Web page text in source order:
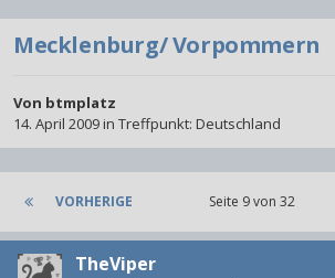
Mecklenburg/ Vorpommern
Von btmplatz
14. April 2009in Treffpunkt: Deutschland
VORHERIGE Seite 9 von 32
TheViper